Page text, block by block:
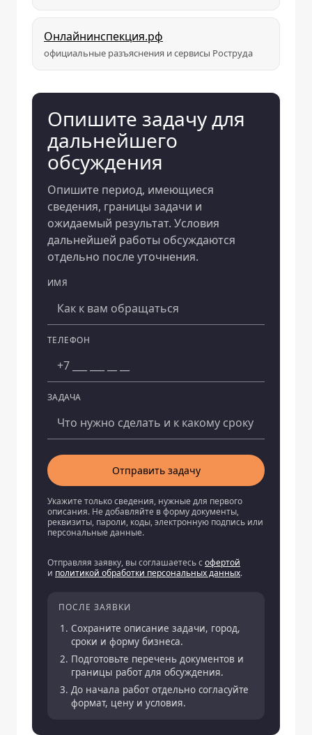
Онлайнинспекция.рф
официальные разъяснения и сервисы Роструда
Опишите задачу для
дальнейшего
обсуждения
Опишите период, имеющиеся
сведения, границы задачи и
ожидаемый результат. Условия
дальнейшей работы обсуждаются
отдельно после уточнения.
ИМЯ
ТЕЛЕФОН
ЗАДАЧА
Компания
Отправить задачу
Укажите только сведения, нужные для первого
описания. Не добавляйте в форму документы,
реквизиты, пароли, коды, электронную подпись или
персональные данные.
Отправляя заявку, вы соглашаетесь софертой
и политикой обработки персональных данных.
ПОСЛЕ ЗАЯВКИ
Сохраните описание задачи, город,
сроки и форму бизнеса.
Подготовьте перечень документов и
границы работ для обсуждения.
До начала работ отдельно согласуйте
формат, цену и условия.